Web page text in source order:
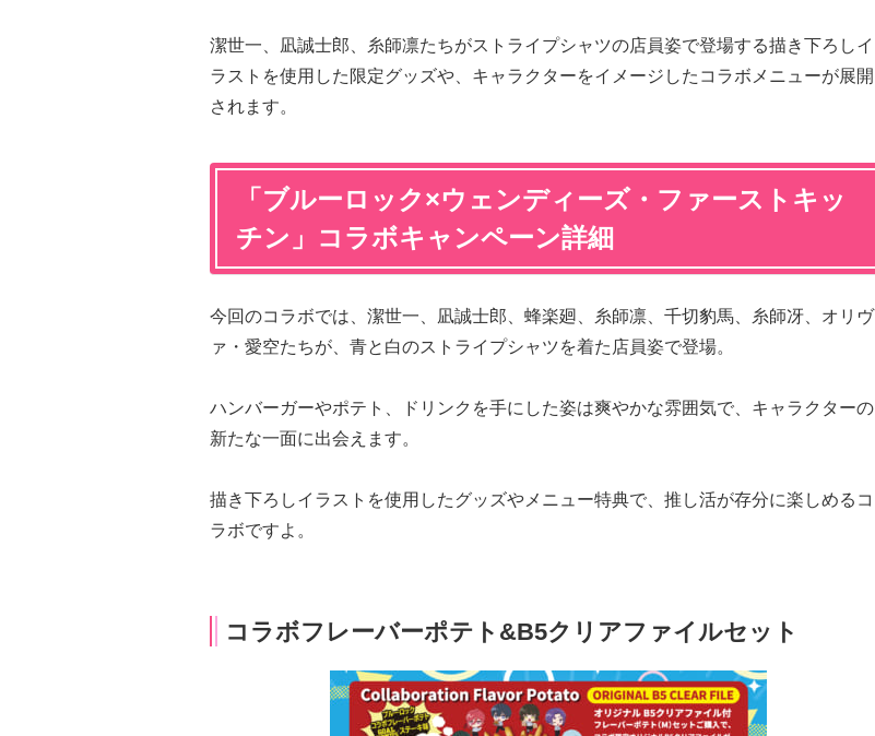
潔世一、凪誠士郎、糸師凛たちがストライプシャツの店員姿で登場する描き下ろしイ
ラストを使用した限定グッズや、キャラクターをイメージしたコラボメニューが展開
されます。
「ブルーロック×ウェンディーズ・ファーストキッ
チン」コラボキャンペーン詳細
今回のコラボでは、潔世一、凪誠士郎、蜂楽廻、糸師凛、千切豹馬、糸師冴、オリヴ
ァ・愛空たちが、青と白のストライプシャツを着た店員姿で登場。
ハンバーガーやポテト、ドリンクを手にした姿は爽やかな雰囲気で、キャラクターの
新たな一面に出会えます。
描き下ろしイラストを使用したグッズやメニュー特典で、推し活が存分に楽しめるコ
ラボですよ。
コラボフレーバーポテト&B5クリアファイルセット